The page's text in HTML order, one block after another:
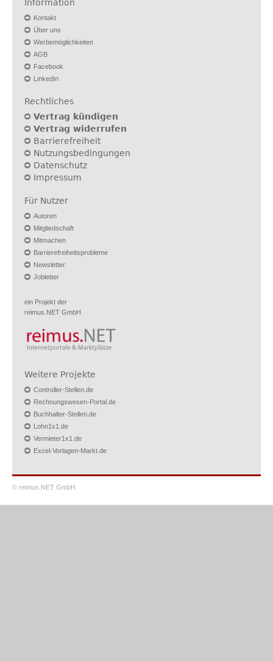
Information
Kontakt
Über uns
Werbemöglichkeiten
AGB
Facebook
LinkedIn
Rechtliches
Vertrag kündigen
Vertrag widerrufen
Barrierefreiheit
Nutzungsbedingungen
Datenschutz
Impressum
Für Nutzer
Autoren
Mitgliedschaft
Mitmachen
Barrierefreiheitsprobleme
Newsletter
Jobletter
ein Projekt der
reimus.NET GmbH
Weitere Projekte
Controller-Stellen.de
Rechnungswesen-Portal.de
Buchhalter-Stellen.de
Lohn1x1.de
Vermieter1x1.de
Excel-Vorlagen-Markt.de
© reimus.NET GmbH